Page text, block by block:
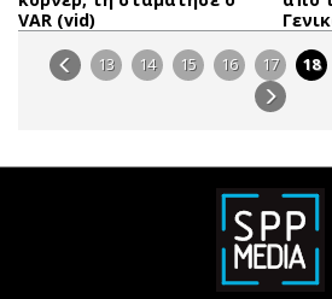
VAR (vid)
13 14 15 16 17 18